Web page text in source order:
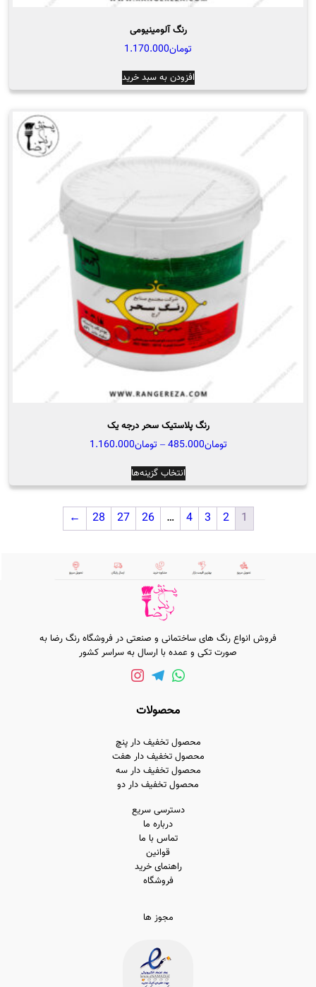
رنگ آلومینیومی
تومان1.170.000
افزودن به سبد خرید
رنگ پلاستیک سحر درجه یک
تومان485.000
– تومان1.160.000
تا
تومان1.160.000
انتخاب گزینه‌هااین
محصول
انواع
مختلفی
باشد.
است
در
صفحه
1
2
3
4
…
26
27
28
←
فروش انواع رنگ های ساختمانی و صنعتی در فروشگاه رنگ رضا به
صورت تکی و عمده با ارسال به سراسر کشور
محصولات
محصول تخفیف دار پنچ
محصول تخفیف دار هفت
محصول تخفیف دار سه
محصول تخفیف دار دو
دسترسی سریع
درباره ما
تماس با ما
قوانین
راهنمای خرید
فروشگاه
مجوز ها